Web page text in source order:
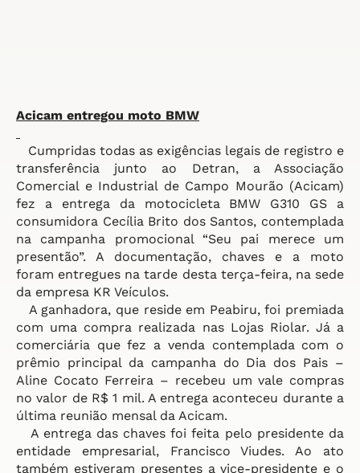
Acicam entregou moto BMW
Cumpridas todas as exigências legais de registro e
transferência junto ao Detran, a Associação
Comercial e Industrial de Campo Mourão (Acicam)
fez a entrega da motocicleta BMW G310 GS a
consumidora Cecília Brito dos Santos, contemplada
na campanha promocional “Seu pai merece um
presentão”. A documentação, chaves e a moto
foram entregues na tarde desta terça-feira, na sede
da empresa KR Veículos.
A ganhadora, que reside em Peabiru, foi premiada
com uma compra realizada nas Lojas Riolar. Já a
comerciária que fez a venda contemplada com o
prêmio principal da campanha do Dia dos Pais –
Aline Cocato Ferreira – recebeu um vale compras
no valor de R$ 1 mil. A entrega aconteceu durante a
última reunião mensal da Acicam.
A entrega das chaves foi feita pelo presidente da
entidade empresarial, Francisco Viudes. Ao ato
também estiveram presentes a vice-presidente e o